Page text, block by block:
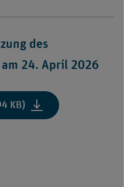
des
24. April 2026
KB)